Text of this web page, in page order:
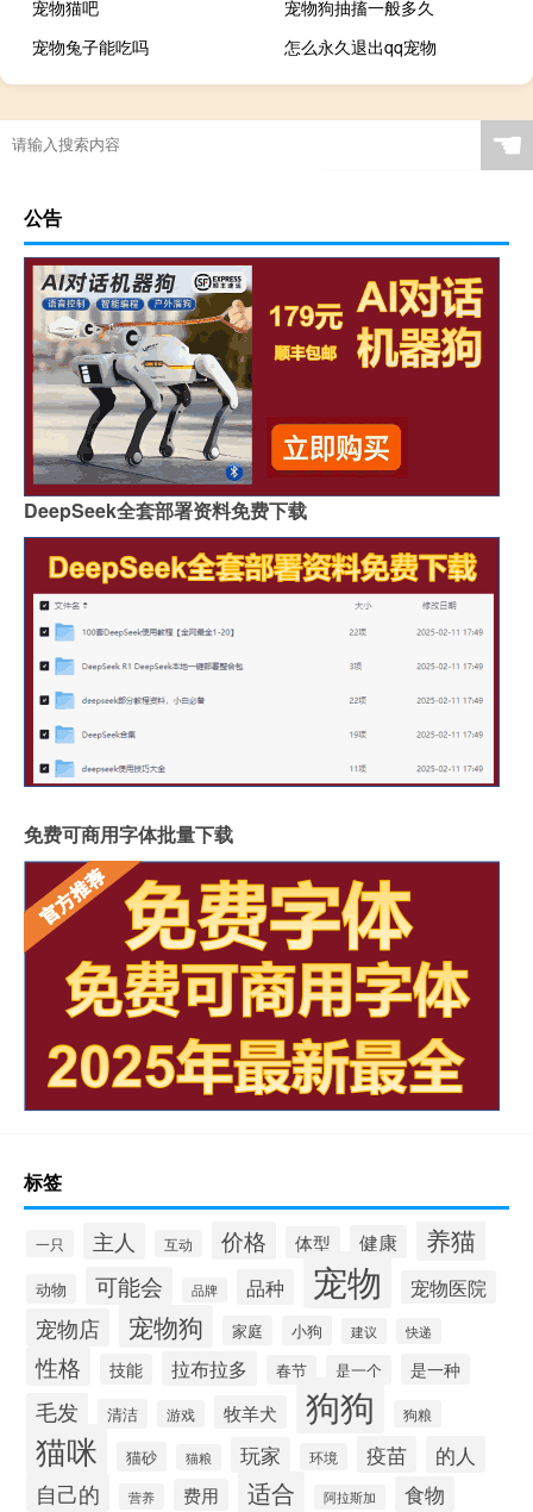
宠物猫吧
宠物狗抽搐一般多久
宠物兔子能吃吗
怎么永久退出qq宠物
☚
公告
DeepSeek全套部署资料免费下载
免费可商用字体批量下载
标签
一只 主人 互动 价格 体型 健康 养猫
动物 可能会 品牌 品种 宠物 宠物医院
宠物店 宠物狗 家庭 小狗 建议 快递
性格 技能 拉布拉多 春节 是一个 是一种
毛发 清洁 游戏 牧羊犬 狗狗 狗粮
猫咪 猫砂 猫粮 玩家 环境 疫苗 的人
自己的 营养 费用 适合 阿拉斯加 食物